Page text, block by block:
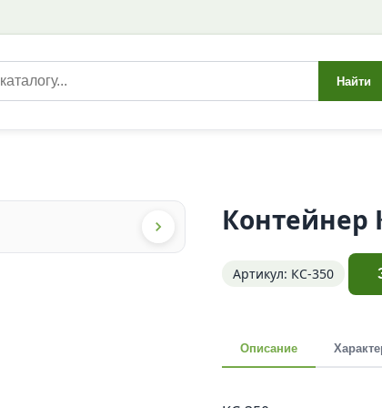
Найти
Контейнер
Артикул: КС-350
Описание